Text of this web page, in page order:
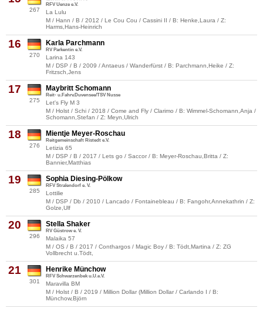
267
RFV Uenze e.V.
La Lulu
M / Hann / B / 2012 / Le Cou Cou / Cassini II / B: Henke,Laura / Z:
Harms,Hans-Heinrich
16
270
Karla Parchmann
RV Parkentin e.V.
Larina 143
M / DSP / B / 2009 / Antaeus / Wanderfürst / B: Parchmann,Heike / Z:
Fritzsch,Jens
17
275
Maybritt Schomann
Reit- u.Fahrv.Duvensee/TSV Nusse
Let's Fly M 3
M / Holst / Schi / 2018 / Come and Fly / Clarimo / B: Wimmel-Schomann,Anja /
Schomann,Stefan / Z: Meyn,Ulrich
18
276
Mientje Meyer-Roschau
Reitgemeinschaft Ristedt e.V.
Letizia 65
M / DSP / B / 2017 / Lets go / Saccor / B: Meyer-Roschau,Britta / Z:
Bannier,Matthias
19
285
Sophia Diesing-Pölkow
RFV Stralendorf e. V.
Lottilie
M / DSP / Db / 2010 / Lancado / Fontainebleau / B: Fangohr,Annekathrin / Z:
Golze,Ulf
20
296
Stella Shaker
RV Güstrow e. V.
Malaika 57
M / OS / B / 2017 / Conthargos / Magic Boy / B: Tödt,Martina / Z: ZG
Vollbrecht u.Tödt,
21
301
Henrike Münchow
RFV Schwarzenbek u.U.e.V.
Maravilla BM
M / Holst / B / 2019 / Million Dollar (Million Dollar / Carlando I / B:
Münchow,Björn